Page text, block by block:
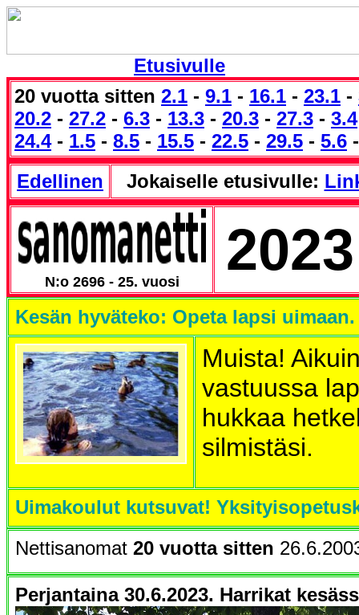
Etusivulle
20 vuotta sitten 2.1 - 9.1 - 16.1 - 23.1 -
20.2 - 27.2 - 6.3 - 13.3 - 20.3 - 27.3 - 3.4
24.4- 1.5 - 8.5 - 15.5 - 22.5 - 29.5 - 5.6
Edellinen
Jokaiselle etusivulle:
N:o 2696 - 25. vuosi 2023
Kesän hyväteko: Opeta lapsi uimaan.
Muista!
vastuussa
hukkaa
silmistäsi.
Uimakoulut kutsuvat!
Nettisanomat 20 vuotta sitten
Perjantaina 30.6.2023. Harrikat